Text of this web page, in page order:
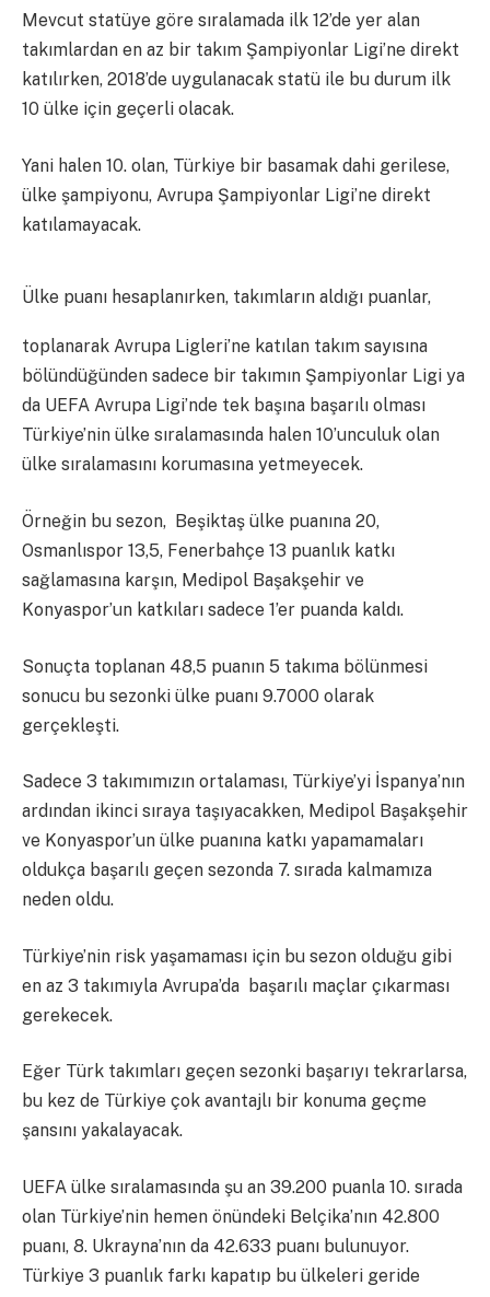
Mevcut statüye göre sıralamada ilk 12’de yer alan
takımlardan en az bir takım Şampiyonlar Ligi’ne direkt
katılırken, 2018’de uygulanacak statü ile bu durum ilk
10 ülke için geçerli olacak.
Yani halen 10. olan, Türkiye bir basamak dahi gerilese,
ülke şampiyonu, Avrupa Şampiyonlar Ligi’ne direkt
katılamayacak.
Ülke puanı hesaplanırken, takımların aldığı puanlar,
toplanarak Avrupa Ligleri’ne katılan takım sayısına
bölündüğünden sadece bir takımın Şampiyonlar Ligi ya
da UEFA Avrupa Ligi’nde tek başına başarılı olması
Türkiye’nin ülke sıralamasında halen 10’unculuk olan
ülke sıralamasını korumasına yetmeyecek.
Örneğin bu sezon, Beşiktaş ülke puanına 20,
Osmanlıspor 13,5, Fenerbahçe 13 puanlık katkı
sağlamasına karşın, Medipol Başakşehir ve
Konyaspor’un katkıları sadece 1’er puanda kaldı.
Sonuçta toplanan 48,5 puanın 5 takıma bölünmesi
sonucu bu sezonki ülke puanı 9.7000 olarak
gerçekleşti.
Sadece 3 takımımızın ortalaması, Türkiye’yi İspanya’nın
ardından ikinci sıraya taşıyacakken, Medipol Başakşehir
ve Konyaspor’un ülke puanına katkı yapamamaları
oldukça başarılı geçen sezonda 7. sırada kalmamıza
neden oldu.
Türkiye’nin risk yaşamaması için bu sezon olduğu gibi
en az 3 takımıyla Avrupa’da başarılı maçlar çıkarması
gerekecek.
Eğer Türk takımları geçen sezonki başarıyı tekrarlarsa,
bu kez de Türkiye çok avantajlı bir konuma geçme
şansını yakalayacak.
UEFA ülke sıralamasında şu an 39.200 puanla 10. sırada
olan Türkiye’nin hemen önündeki Belçika’nın 42.800
puanı, 8. Ukrayna’nın da 42.633 puanı bulunuyor.
Türkiye 3 puanlık farkı kapatıp bu ülkeleri geride